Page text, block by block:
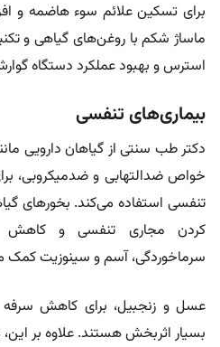
برای تسکین علائم سوء هاضمه و
ماساژ شکم با روغن‌های گیاهی و
استرس و بهبود عملکرد دستگاه
بیماری‌های تنفسی
دکتر طب سنتی از گیاهان دارویی
خواص ضدالتهابی و ضدمیکروبی،
تنفسی استفاده می‌کند. بخورهای
کردن مجاری تنفسی و کاهش
سرماخوردگی، آسم و سینوزیت کمک
عسل و زنجبیل، برای کاهش
بسیار اثربخش هستند. علاوه بر